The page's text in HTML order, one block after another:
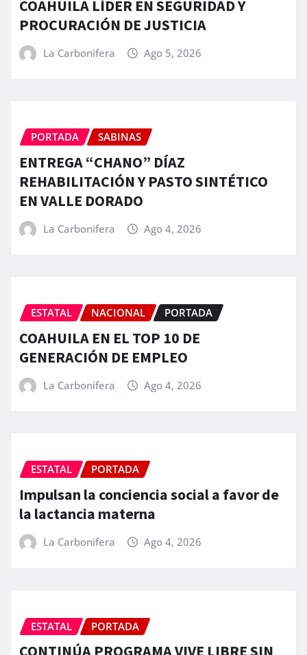
COAHUILA LÍDER EN SEGURIDAD Y
PROCURACIÓN DE JUSTICIA
La Carbonifera Ago 5, 2026
PORTADA SABINAS
ENTREGA “CHANO” DÍAZ
REHABILITACIÓN Y PASTO SINTÉTICO
EN VALLE DORADO
La Carbonifera Ago 4, 2026
ESTATAL NACIONAL PORTADA
COAHUILA EN EL TOP 10 DE
GENERACIÓN DE EMPLEO
La Carbonifera Ago 4, 2026
ESTATAL PORTADA
Impulsan la conciencia social a favor de
la lactancia materna
La Carbonifera Ago 4, 2026
ESTATAL PORTADA
CONTINÚA PROGRAMA VIVE LIBRE SIN